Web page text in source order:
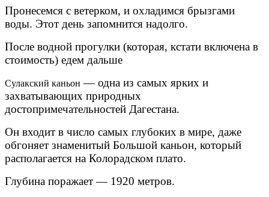
Пронесемся с ветерком, и охладимся брызгами
воды. Этот день запомнится надолго.
После водной прогулки (которая, кстати включена в
стоимость) едем дальше
Сулакский каньон — одна из самых ярких и
захватывающих природных
достопримечательностей Дагестана.
Он входит в число самых глубоких в мире, даже
обгоняет знаменитый Большой каньон, который
располагается на Колорадском плато.
Глубина поражает — 1920 метров.